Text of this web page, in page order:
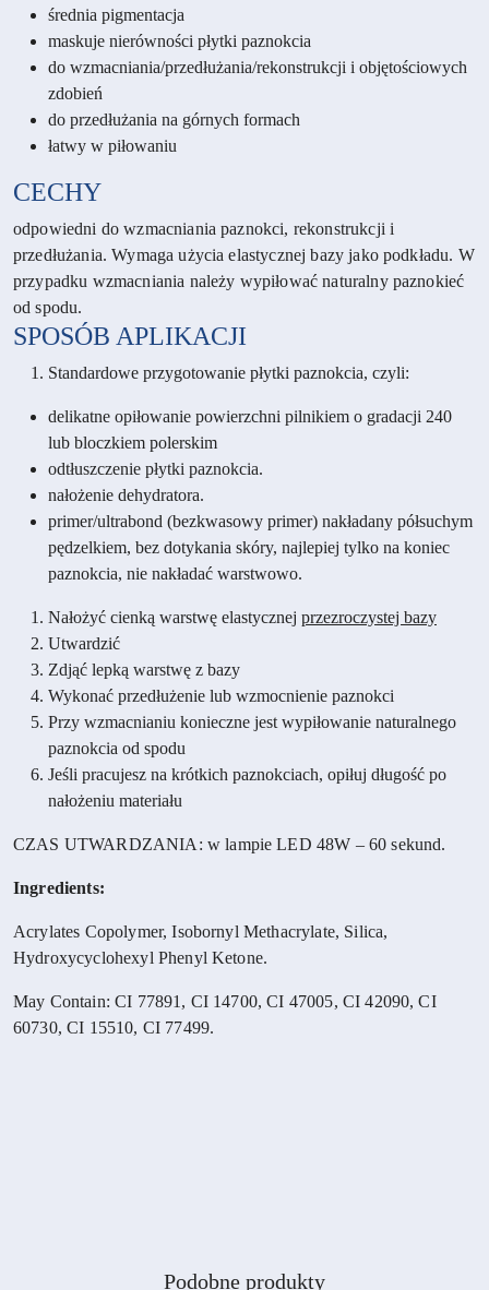
średnia pigmentacja
maskuje nierówności płytki paznokcia
do wzmacniania/przedłużania/rekonstrukcji i objętościowych
zdobień
do przedłużania na górnych formach
łatwy w piłowaniu
CECHY
odpowiedni do wzmacniania paznokci, rekonstrukcji i
przedłużania. Wymaga użycia elastycznej bazy jako podkładu. W
przypadku wzmacniania należy wypiłować naturalny paznokieć
od spodu.
SPOSÓB APLIKACJI
Standardowe przygotowanie płytki paznokcia, czyli:
delikatne opiłowanie powierzchni pilnikiem o gradacji 240
lub bloczkiem polerskim
odtłuszczenie płytki paznokcia.
nałożenie dehydratora.
primer/ultrabond (bezkwasowy primer) nakładany półsuchym
pędzelkiem, bez dotykania skóry, najlepiej tylko na koniec
paznokcia, nie nakładać warstwowo.
Nałożyć cienką warstwę elastycznej przezroczystej bazy
Utwardzić
Zdjąć lepką warstwę z bazy
Wykonać przedłużenie lub wzmocnienie paznokci
Przy wzmacnianiu konieczne jest wypiłowanie naturalnego
paznokcia od spodu
Jeśli pracujesz na krótkich paznokciach, opiłuj długość po
nałożeniu materiału
CZAS UTWARDZANIA: w lampie LED 48W – 60 sekund.
Ingredients:
Acrylates Copolymer, Isobornyl Methacrylate, Silica,
Hydroxycyclohexyl Phenyl Ketone.
May Contain: CI 77891, CI 14700, CI 47005, CI 42090, CI
60730, CI 15510, CI 77499.
Produkty
Podobne produkty